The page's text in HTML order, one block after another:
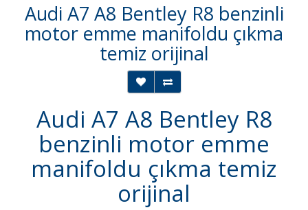
Audi A7 A8 Bentley R8 benzinli
motor emme manifoldu çıkma
temiz orijinal
Audi A7 A8 Bentley R8
benzinli motor emme
manifoldu çıkma temiz
orijinal